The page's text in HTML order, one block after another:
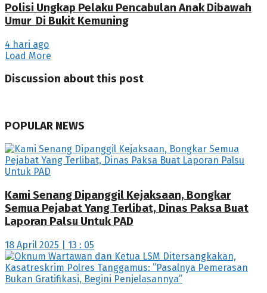
Polisi Ungkap Pelaku Pencabulan Anak Dibawah
Umur Di Bukit Kemuning
4 hari ago
Load More
Discussion about this post
POPULAR NEWS
Kami Senang Dipanggil Kejaksaan, Bongkar
Semua Pejabat Yang Terlibat, Dinas Paksa Buat
Laporan Palsu Untuk PAD
18 April 2025 | 13 : 05